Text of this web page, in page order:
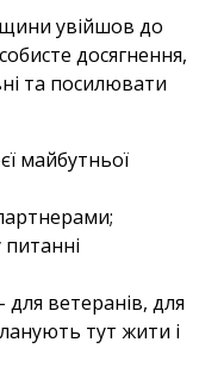
увійшов до
досягнення,
та посилювати
майбутньої
питанні
ветеранів, для
тут жити і